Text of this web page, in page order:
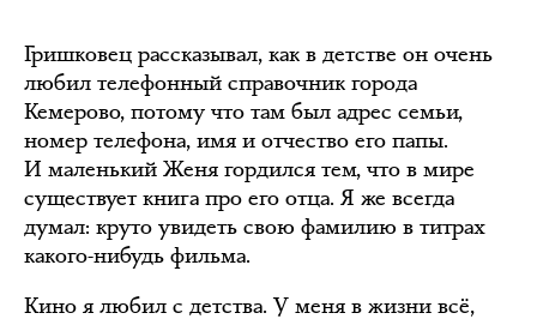
Гришковец рассказывал, как в детстве он очень
любил телефонный справочник города
Кемерово, потому что там был адрес семьи,
номер телефона, имя и отчество его папы.
И маленький Женя гордился тем, что в мире
существует книга про его отца. Я же всегда
думал: круто увидеть свою фамилию в титрах
какого-нибудь фильма.
Кино я любил с детства. У меня в жизни всё,